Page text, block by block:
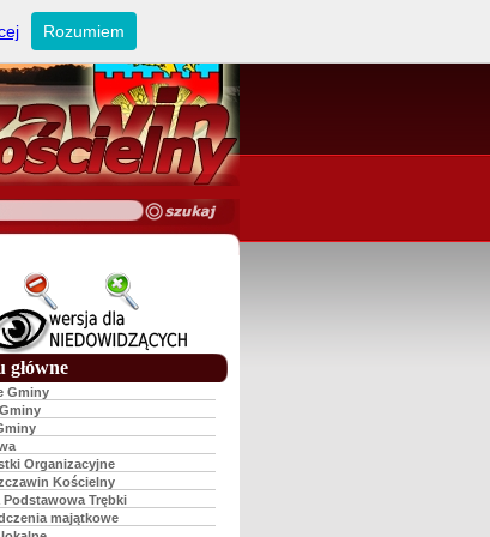
główne
Gminy
Organizacyjne
Kościelny
Podstawowa Trębki
majątkowe
Rozumiem